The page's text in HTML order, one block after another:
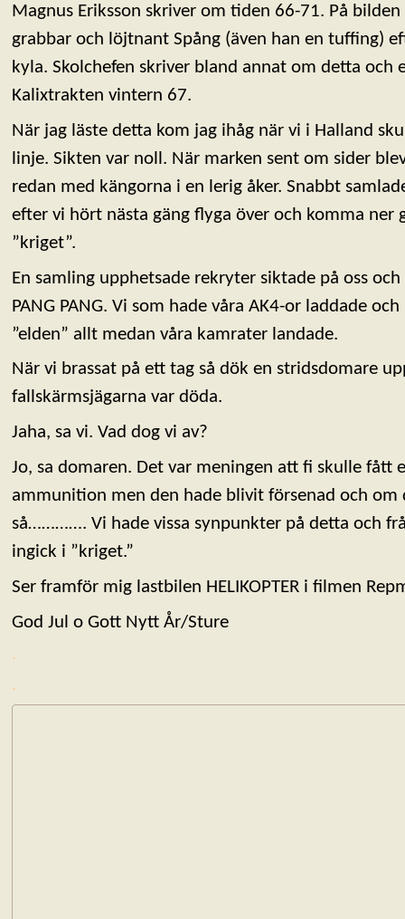
Magnus Eriksson skriver om tiden 66-71. På
grabbar och löjtnant Spång (även han en tuffing)
kyla. Skolchefen skriver bland annat om detta och
Kalixtrakten vintern 67.
När jag läste detta kom jag ihåg när vi i Halland
linje. Sikten var noll. När marken sent om sider
redan med kängorna i en lerig åker. Snabbt
efter vi hört nästa gäng flyga över och komma ner
”kriget”.
En samling upphetsade rekryter siktade på oss
PANG PANG. Vi som hade våra AK4-or laddade
”elden” allt medan våra kamrater landade.
När vi brassat på ett tag så dök en stridsdomare
fallskärmsjägarna var döda.
Jaha, sa vi. Vad dog vi av?
Jo, sa domaren. Det var meningen att fi skulle fått
ammunition men den hade blivit försenad och
så…………. Vi hade vissa synpunkter på detta och
ingick i ”kriget.”
Ser framför mig lastbilen HELIKOPTER i filmen
God Jul o Gott Nytt År/Sture
.
.